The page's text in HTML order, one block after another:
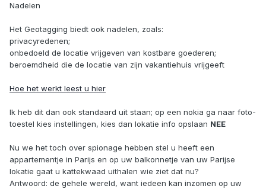
Nadelen
Het Geotagging biedt ook nadelen, zoals:
privacyredenen;
onbedoeld de locatie vrijgeven van kostbare goederen;
beroemdheid die de locatie van zijn vakantiehuis vrijgeeft
Hoe het werkt leest u hier
Ik heb dit dan ook standaard uit staan; op een nokia ga naar foto-
toestel kies instellingen, kies dan lokatie info opslaan NEE
Nu we het toch over spionage hebben stel u heeft een
appartementje in Parijs en op uw balkonnetje van uw Parijse
lokatie gaat u kattekwaad uithalen wie ziet dat nu?
Antwoord: de gehele wereld, want iedeen kan inzomen op uw